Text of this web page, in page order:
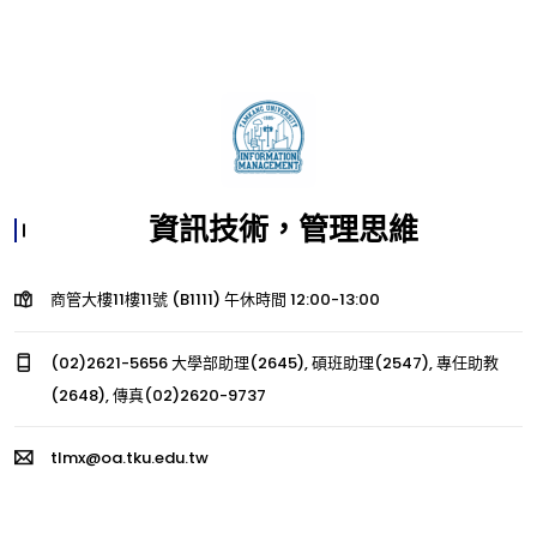
資訊技術，管理思維
商管大樓11樓11號 (B1111) 午休時間 12:00-13:00
(02)2621-5656 大學部助理(2645), 碩班助理(2547), 專任助教
(2648), 傳真(02)2620-9737
tlmx@oa.tku.edu.tw